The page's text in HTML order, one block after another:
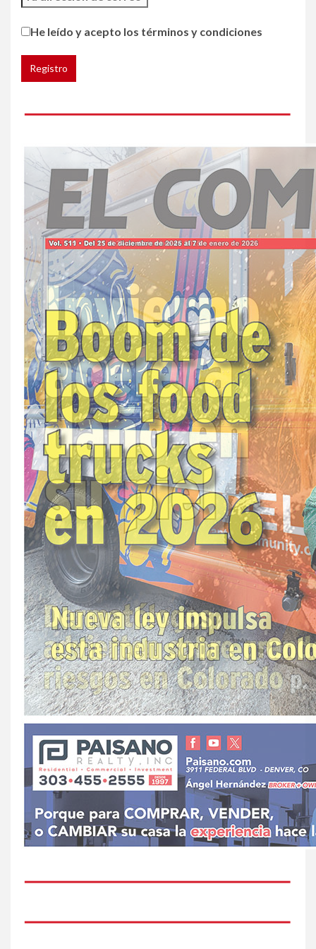
HOGAR Y SALUD
Generación Z ignora riesgo
de cáncer al broncearse
He leído y acepto los términos y condiciones